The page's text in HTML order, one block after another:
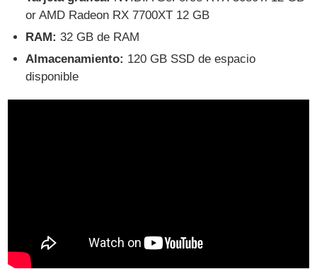
or AMD Radeon RX 7700XT 12 GB
RAM: 32 GB de RAM
Almacenamiento: 120 GB SSD de espacio
disponible